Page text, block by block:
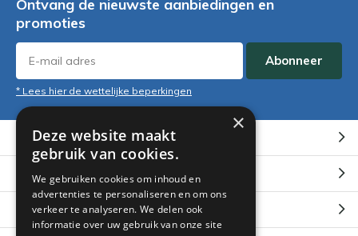
Ontvang de nieuwste aanbiedingen en
promoties
Abonneer
* Lees hier de wettelijke beperkingen
Klantenservice
Mijn account
Categorieën
×
Deze website maakt
gebruik van cookies.
We gebruiken cookies om inhoud en
advertenties te personaliseren en om ons
verkeer te analyseren. We delen ook
informatie over uw gebruik van onze site